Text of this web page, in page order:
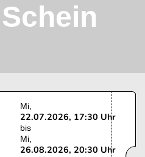
Mi
22.07.2026, 17:30 Uhr
bis
Mi
26.08.2026, 20:30 Uhr